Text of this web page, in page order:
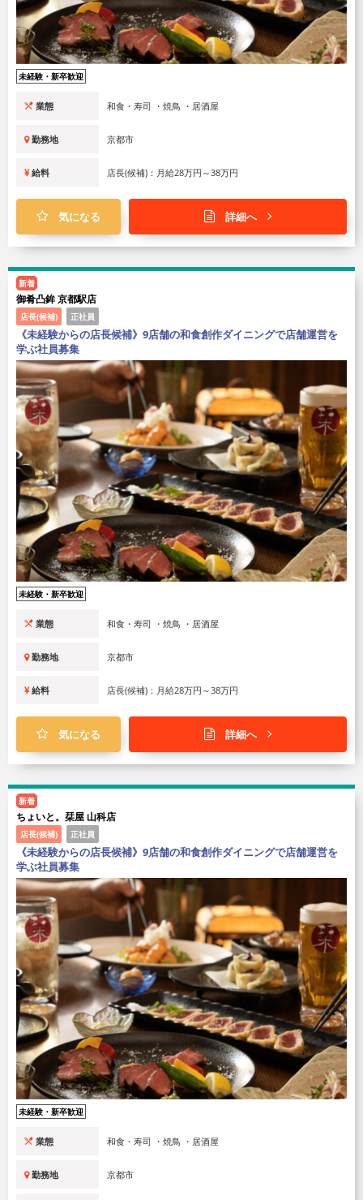
未経験・新卒歓迎
業態 和食・寿司 ・焼鳥 ・居酒屋
勤務地 京都市
給料 店長(候補)：月給28万円～38万円
気になる 詳細へ
新着
御肴凸鉾 京都駅店
店長(候補) 正社員
《未経験からの店長候補》9店舗の和食創作ダイニングで店舗運営を
学ぶ社員募集
未経験・新卒歓迎
業態 和食・寿司 ・焼鳥 ・居酒屋
勤務地 京都市
給料 店長(候補)：月給28万円～38万円
気になる 詳細へ
新着
ちょいと。栞屋 山科店
店長(候補) 正社員
《未経験からの店長候補》9店舗の和食創作ダイニングで店舗運営を
学ぶ社員募集
未経験・新卒歓迎
業態 和食・寿司 ・焼鳥 ・居酒屋
勤務地 京都市